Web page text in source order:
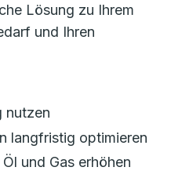
Lösung zu Ihrem
und Ihren
nutzen
langfristig optimieren
und Gas erhöhen